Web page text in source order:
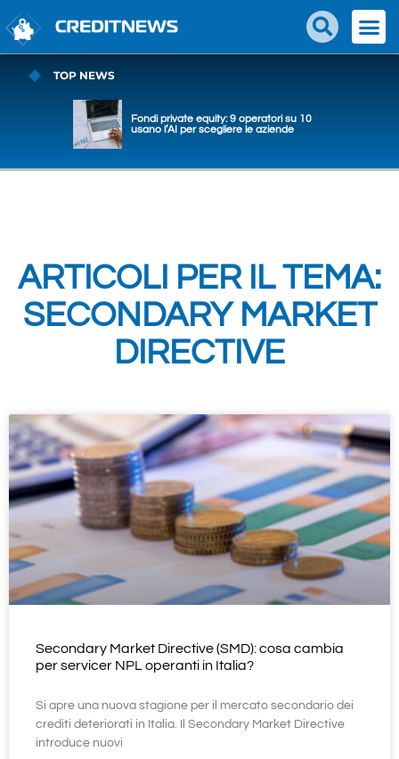
TOP NEWS
Fondi private equity: 9 operatori su 10
usano l’AI per scegliere le aziende
ARTICOLI PER IL TEMA:
SECONDARY MARKET
DIRECTIVE
Secondary Market Directive (SMD): cosa cambia
per servicer NPL operanti in Italia?
Si apre una nuova stagione per il mercato secondario dei
crediti deteriorati in Italia. Il Secondary Market Directive
introduce nuovi